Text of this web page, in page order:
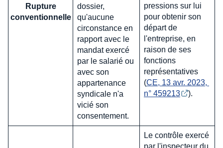
Rupture
conventionnelle
dossier,
qu'aucune
circonstance en
rapport avec le
mandat exercé
par le salarié ou
avec son
appartenance
syndicale n'a
vicié son
consentement.
pressions sur lui
pour obtenir son
départ de
l'entreprise, en
raison de ses
fonctions
représentatives
(CE, 13 avr. 2023,
n° 459213
).
Le contrôle exercé
par l'inspecteur du